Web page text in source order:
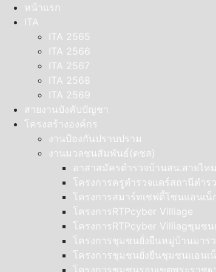
Skip
หน้าแรก
ITA
ITA 2565
ITA 2566
ITA 2567
ITA 2568
ITA 2569
สายงานบังคับบัญชา
โครงสร้างองค์กร
งานป้องกันปราบปราม
งานมวลชนสัมพันธ์(ตชส)
อาสาสมัครตำรวจบ้านสน.สายไหม
โครงการครูตำรวจแดร์สถานีตำร
โครงการสมาร์ทเชฟตี้โซนแอนเ
โครงการRTPcyber Villiage
โครงการRTPcyber Villiagชุมช
โครงการชุมชนยั่งยืนหมู่บ้านมารว
โครงการชุมชนยั่งยืนชุมชนแอนเ
โครงการชุมชนรอบเขตพระราชฐ